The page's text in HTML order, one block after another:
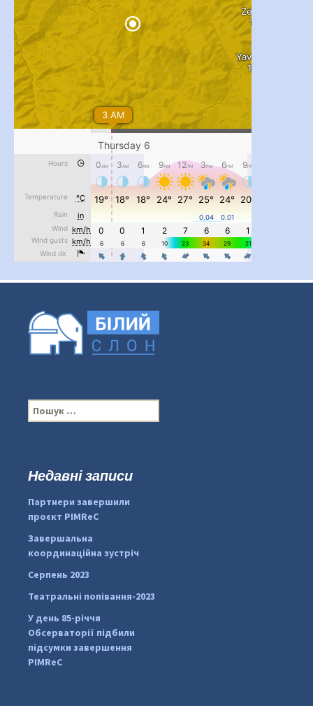
#PipIvanToday...
#PipIvanToday
pimrec_project
П
о
:Недавні записи
Партнери завершили
проєкт PIMReC
Завершальна
координаційна зустріч
Серпень 2023
Театральні попівання-2023
У день 85-річчя
Обсерваторії підбили
підсумки завершення
PIMReC